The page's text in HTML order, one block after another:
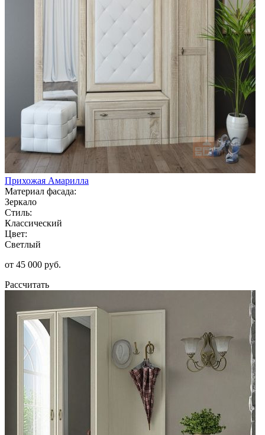
Прихожая Амарилла
Материал фасада:
Зеркало
Стиль:
Классический
Цвет:
Светлый
от 45 000 руб.
Рассчитать